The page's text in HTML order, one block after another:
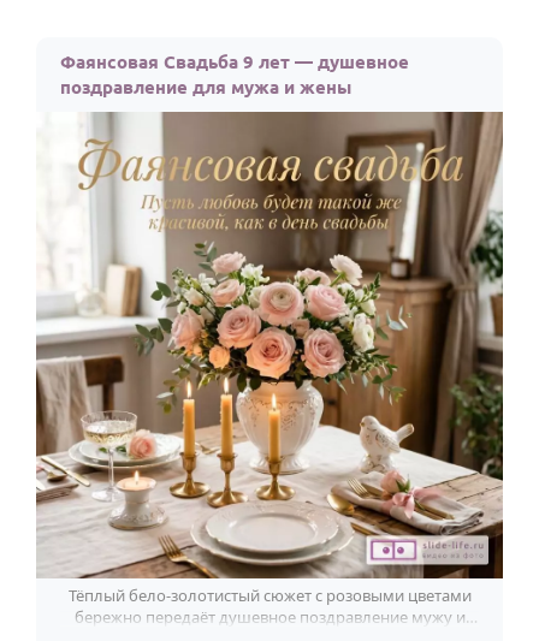
Фаянсовая Свадьба 9 лет — душевное
поздравление для мужа и жены
Тёплый бело-золотистый сюжет с розовыми цветами
бережно передаёт душевное поздравление мужу и